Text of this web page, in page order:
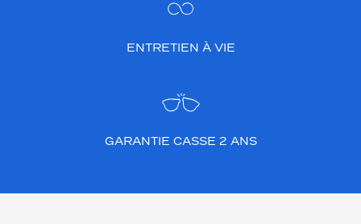
ENTRETIEN À VIE
GARANTIE CASSE 2 ANS